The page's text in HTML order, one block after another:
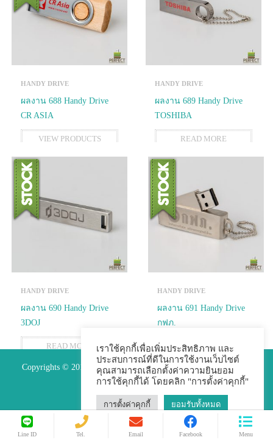
HANDY DRIVE
ผลงาน 688 Handy Drive
CR ASIA
VIEW PRODUCTS
HANDY DRIVE
ผลงาน 689 Handy Drive
TOSHIBA
READ MORE
HANDY DRIVE
ผลงาน 690 Handy Drive
3DOJ
READ MORE
HANDY DRIVE
ผลงาน 691 Handy Drive
กฟภ.
READ MORE
Copyrights © 2015 Premium Perfect Co.,ltd. All Rights Reserved.
เราใช้คุกกี้เพื่อเพิ่มประสิทธิภาพ และ
ประสบการณ์ที่ดีในการใช้งานเว็บไซต์
คุณสามารถเลือกตั้งค่าความยินยอม
การใช้คุกกี้ได้ โดยคลิก "การตั้งค่าคุกกี้"
การตั้งค่าคุกกี้ ยอมรับทั้งหมด